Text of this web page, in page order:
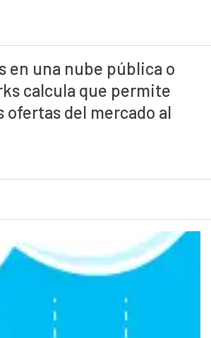
en una nube pública o
calcula que permite
ofertas del mercado al